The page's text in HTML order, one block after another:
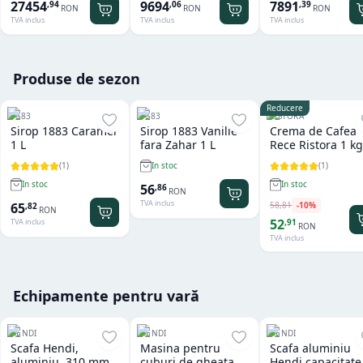
27454,94 RON
TVA inclus
9694,06 RON
TVA inclus
7891,39 RON
TVA inclus
Produse de sezon
1883
Sirop 1883 Caramel
1 L
(1)
In stoc
65,82 RON
TVA inclus
1883
Sirop 1883 Vanilie
fara Zahar 1 L
In stoc
56,86 RON
TVA inclus
Reducere
RISTORA
Crema de Cafea
Rece Ristora 1 kg
(1)
In stoc
58,81 -10%
52,91 RON
TVA inclus
Echipamente pentru vară
HENDI
Scafa Hendi,
HENDI
Masina pentru
HENDI
Scafa aluminiu